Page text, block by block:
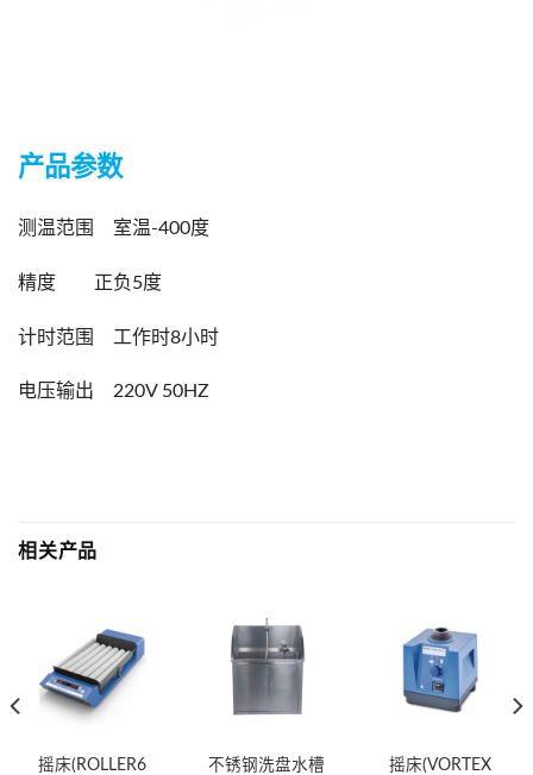
产品参数
测温范围 室温-400度
精度 正负5度
计时范围 工作时8小时
电压输出 220V 50HZ
相关产品
摇床(ROLLER6
不锈钢洗盘水槽
摇床(VORTEX